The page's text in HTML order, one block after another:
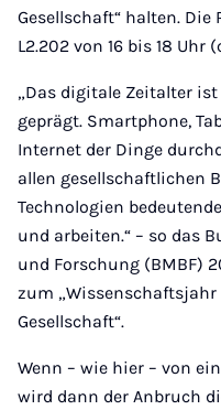
Gesellschaft“ halten.
L2.202 von 16 bis 18 Uhr
„Das digitale Zeitalter
geprägt. Smartphone,
Internet der Dinge
allen gesellschaftlichen
Technologien
und arbeiten.“ – so das
und Forschung (BMBF)
zum „Wissenschaftsjahr
Gesellschaft“.
Wenn – wie hier – von
wird dann der Anbruch